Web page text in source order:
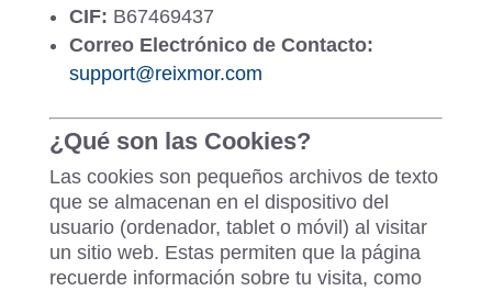
CIF: B67469437
Correo Electrónico de Contacto:
support@reixmor.com
¿Qué son las Cookies?
Las cookies son pequeños archivos de texto
que se almacenan en el dispositivo del
usuario (ordenador, tablet o móvil) al visitar
un sitio web. Estas permiten que la página
recuerde información sobre tu visita, como